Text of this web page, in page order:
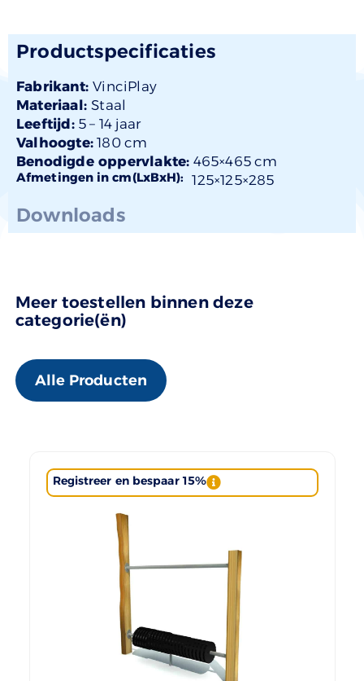
Productspecificaties
Fabrikant:VinciPlay
Materiaal:Staal
Leeftijd:5 – 14 jaar
Valhoogte: 180 cm
Benodigde oppervlakte: 465×465 cm
Afmetingen in cm(LxBxH): 125×125×285
Downloads
Meer toestellen binnen deze
categorie(ën)
Alle Producten
Registreer en bespaar 15%